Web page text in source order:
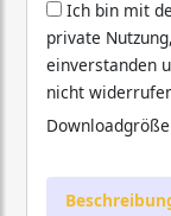
Ich bin mit
private
einverstanden
nicht